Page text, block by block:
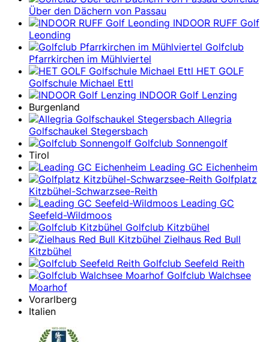
Über den Dächern von Passau
INDOOR RUFF Golf
Leonding
Golfclub
Pfarrkirchen im Mühlviertel
HET GOLF
Golfschule Michael Ettl
INDOOR Golf Lenzing
Burgenland
Allegria
Golfschaukel Stegersbach
Golfclub Sonnengolf
Tirol
Leading GC Eichenheim
Golfplatz
Kitzbühel-Schwarzsee-Reith
Leading GC
Seefeld-Wildmoos
Golfclub Kitzbühel
Zielhaus Red Bull
Kitzbühel
Golfclub Seefeld Reith
Golfclub Walchsee
Moarhof
Vorarlberg
Italien